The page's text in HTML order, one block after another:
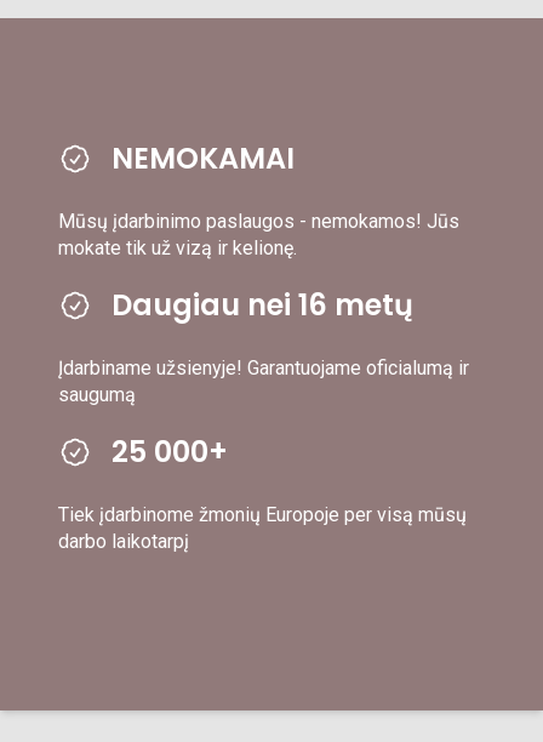
NEMOKAMAI
Mūsų įdarbinimo paslaugos - nemokamos! Jūs
mokate tik už vizą ir kelionę.
Daugiau nei 16 metų
Įdarbiname užsienyje! Garantuojame oficialumą ir
saugumą
25 000+
Tiek įdarbinome žmonių Europoje per visą mūsų
darbo laikotarpį